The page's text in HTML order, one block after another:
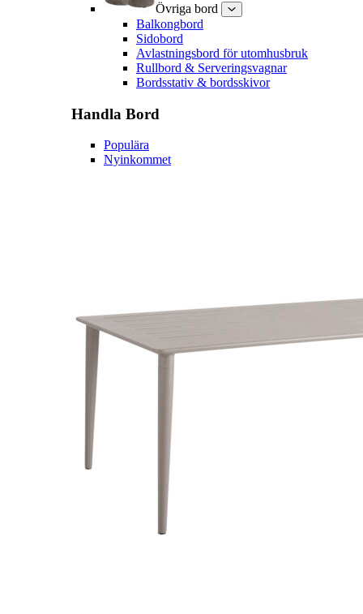
Övriga bord
Balkongbord
Sidobord
Avlastningsbord för utomhusbruk
Rullbord & Serveringsvagnar
Bordsstativ & bordsskivor
Handla Bord
Populära
Nyinkommet